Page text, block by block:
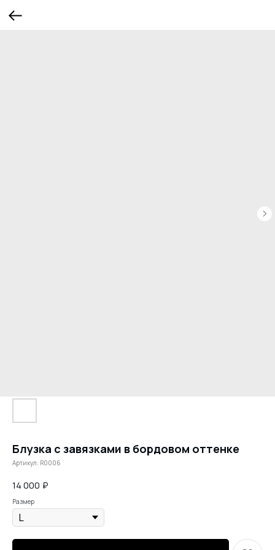
Блузка с завязками в бордовом оттенке
Артикул: R0006
14 000 ₽
Размер